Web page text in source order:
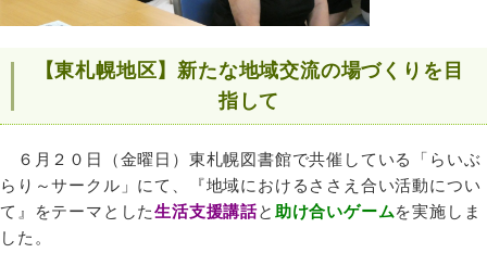
【東札幌地区】新たな地域交流の場づくりを目
指して
６月２０日（金曜⽇）東札幌図書館で共催している「らいぶ
らり～サークル」にて、『地域におけるささえ合い活動につい
て』をテーマとした生活支援講話と 助け合いゲームを実施しま
した。